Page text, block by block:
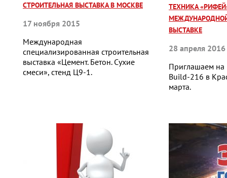
СТРОИТЕЛЬНАЯ ВЫСТАВКА В МОСКВЕ
17 ноября 2015
Международная
специализированная строительная
выставка «Цемент. Бетон. Сухие
смеси», стенд Ц9-1.
ТЕХНИКА
ВЫСТАВКЕ
28 апреля 2016
Приглашаем на
Build-216 в
марта.